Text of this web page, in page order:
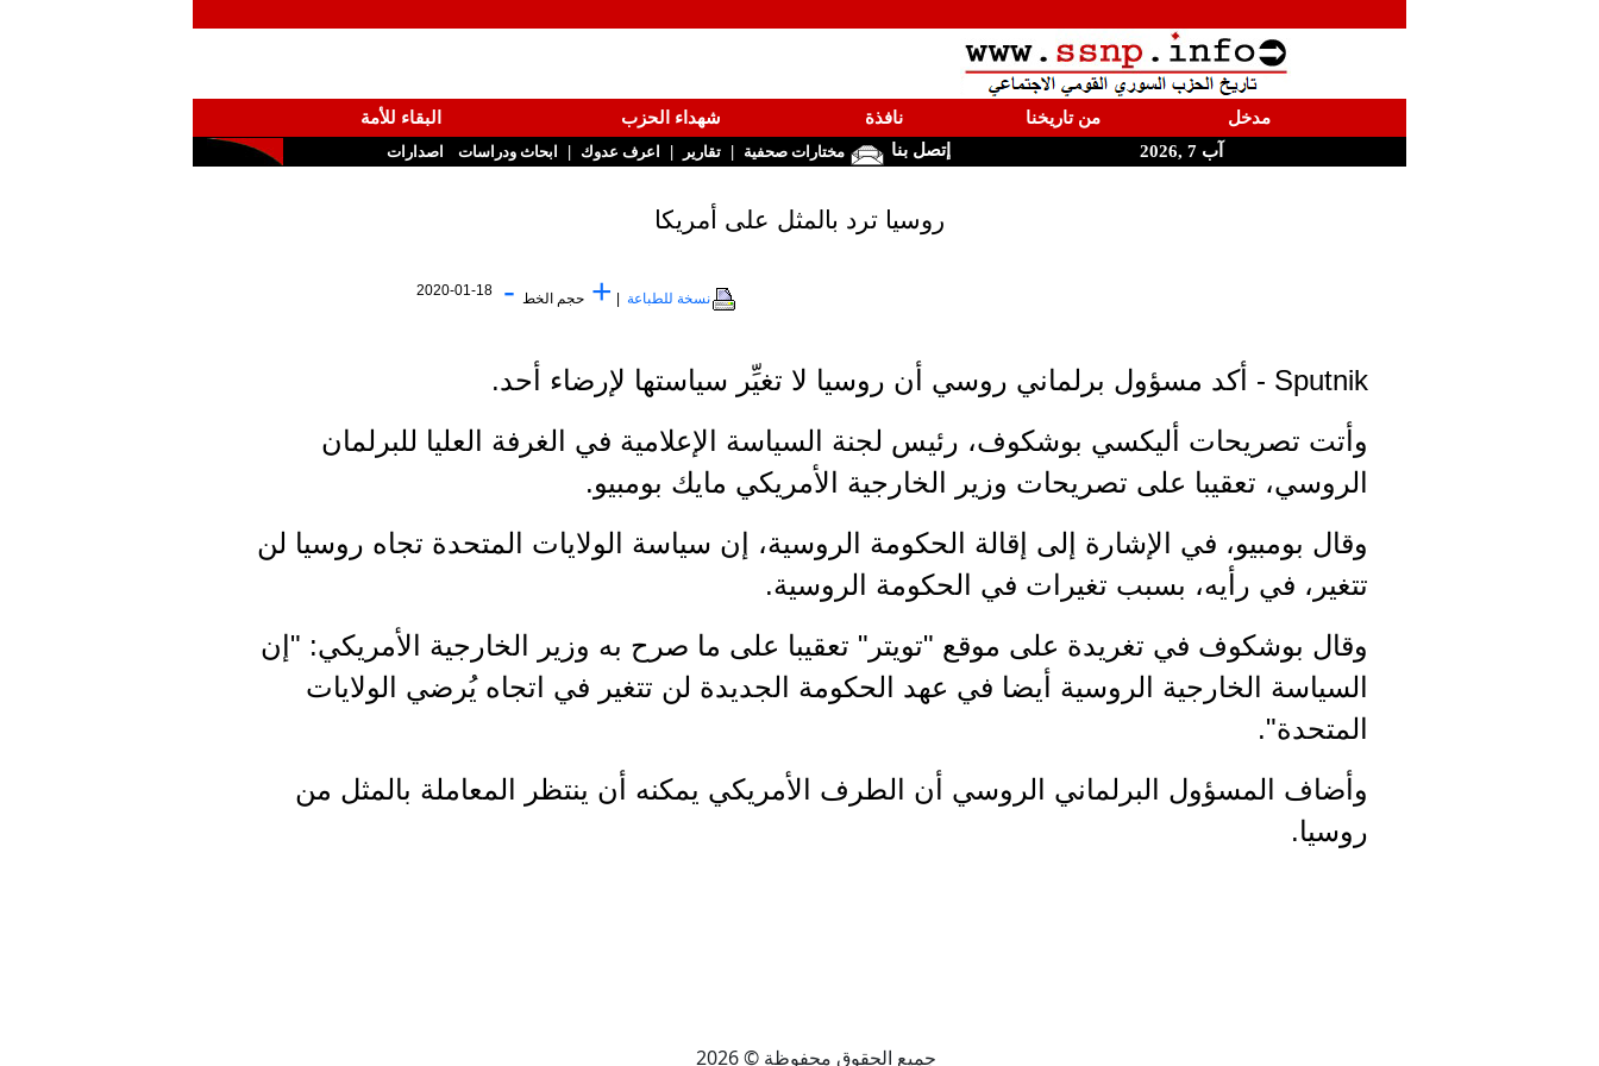
مدخل من تاريخنا نافذة شهداء الحزب
البقاء للأمة
آب 7 ,2026
إتصل بنا مختارات صحفية | تقارير | اعرف عدوك | ابحاث ودراسات اصدارات
روسيا ترد بالمثل على أمريكا
نسخة للطباعة + حجم الخط -
2020-01-18
Sputnik - أكد مسؤول برلماني روسي أن روسيا لا تغيِّر سياستها لإرضاء أحد.
وأتت تصريحات أليكسي بوشكوف، رئيس لجنة السياسة الإعلامية في الغرفة العليا للبرلمان
الروسي، تعقيبا على تصريحات وزير الخارجية الأمريكي مايك بومبيو.
وقال بومبيو، في الإشارة إلى إقالة الحكومة الروسية، إن سياسة الولايات المتحدة تجاه روسيا لن
تتغير، في رأيه، بسبب تغيرات في الحكومة الروسية.
وقال بوشكوف في تغريدة على موقع "تويتر" تعقيبا على ما صرح به وزير الخارجية الأمريكي: "إن
السياسة الخارجية الروسية أيضا في عهد الحكومة الجديدة لن تتغير في اتجاه يُرضي الولايات
المتحدة".
وأضاف المسؤول البرلماني الروسي أن الطرف الأمريكي يمكنه أن ينتظر المعاملة بالمثل من
روسيا.
جميع الحقوق محفوظة © 2026